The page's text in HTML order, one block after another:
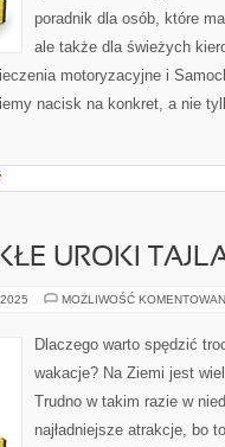
poradnik dla osób, które
ale także dla świeżych
motoryzacyjne i
nacisk na konkret, a nie
UROKI
MOŻLIWOŚĆ
Dlaczego warto spędzić
wakacje? Na Ziemi jest
Trudno w takim razie w
najładniejsze atrakcje, bo